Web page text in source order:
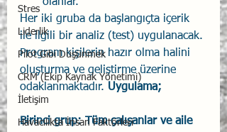
Stres
Liderlik
Pilot Gibi Düşünmek
CRM (Ekip Kaynak Yönetimi)
İletişim
Havacılıkta İnsan Faktörleri
Her iki gruba da başlangıçta içerik
ile ilgili bir analiz (test) uygulanacak.
Program kişilerin hazır olma halini
oluşturma ve geliştirme üzerine
odaklanmaktadır. Uygulama;
Birinci grup: Tüm çalışanlar ve aile